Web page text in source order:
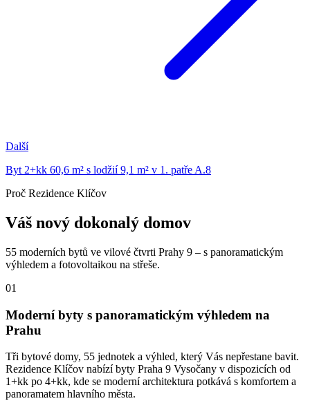
Další
Byt 2+kk 60,6 m² s lodžií 9,1 m² v 1. patře A.8
Proč Rezidence Klíčov
Váš nový dokonalý domov
55 moderních bytů ve vilové čtvrti Prahy 9 – s panoramatickým
výhledem a fotovoltaikou na střeše.
01
Moderní byty s panoramatickým výhledem na
Prahu
Tři bytové domy, 55 jednotek a výhled, který Vás nepřestane bavit.
Rezidence Klíčov nabízí byty Praha 9 Vysočany v dispozicích od
1+kk po 4+kk, kde se moderní architektura potkává s komfortem a
panoramatem hlavního města.